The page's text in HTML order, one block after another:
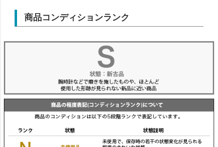
商品コンディションランク